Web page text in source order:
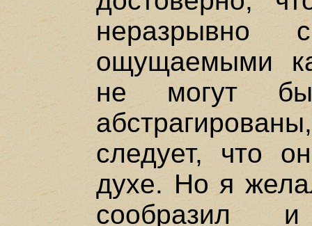
неразрывно
ощущаемыми
не могут
следует, что
духе. Но я
сообразил